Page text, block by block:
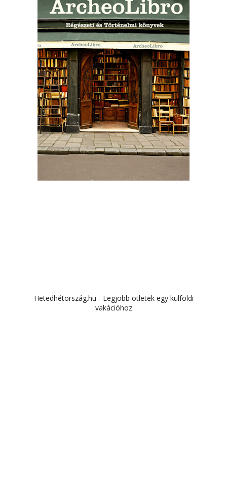
Hetedhétország.hu - Legjobb ötletek egy külföldi
vakációhoz